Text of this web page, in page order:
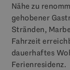
Nähe zu
gehobener
Stränden,
Fahrzeit
dauerhaftes
Ferienresidenz.